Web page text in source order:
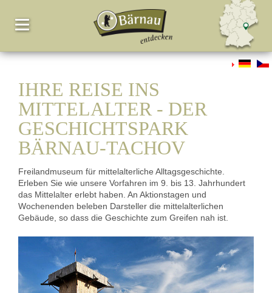
IHRE REISE INS
MITTELALTER - DER
GESCHICHTSPARK
BÄRNAU-TACHOV
Freilandmuseum für mittelalterliche Alltagsgeschichte.
Erleben Sie wie unsere Vorfahren im 9. bis 13. Jahrhundert
das Mittelalter erlebt haben. An Aktionstagen und
Wochenenden beleben Darsteller die mittelalterlichen
Gebäude, so dass die Geschichte zum Greifen nah ist.